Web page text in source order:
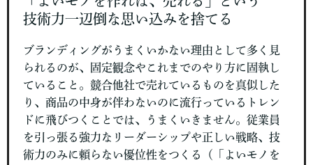
技術力一辺倒な思い込みを捨てる
ブランディングがうまくいかない理由として多く見
られるのが、固定観念やこれまでのやり方に固執し
ていること。競合他社で売れているものを真似した
り、商品の中身が伴わないのに流行っているトレン
ドに飛びつくことでは、うまくいきません。従業員
を引っ張る強力なリーダーシップや正しい戦略、技
術力のみに頼らない優位性をつくる（「よいモノを